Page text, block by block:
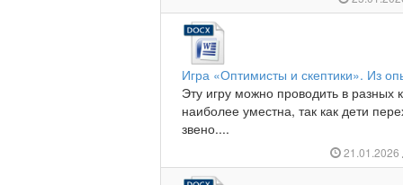
Игра «Оптимисты и скептики». Из
Эту игру можно проводить в разных
наиболее уместна, так как дети
звено....
21.01.2026